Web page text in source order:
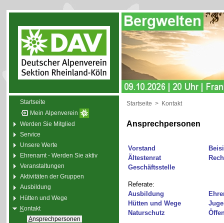
Startseite
Mein Alpenverein
Werden Sie Mitglied
Service
Unsere Werte
Ehrenamt - Werden Sie aktiv
Veranstaltungen
Aktivitäten der Gruppen
Ausbildung
Hütten und Wege
Kontakt
Ansprechpersonen
Startseite > Kontakt
Ansprechpersonen
Vorstand
Ältestenrat
Geschäftsstelle
Referate:
Ausbildung
Hütten und Wege
Naturschutz